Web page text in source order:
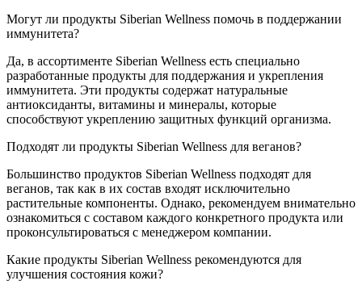
Могут ли продукты Siberian Wellness помочь в поддержании
иммунитета?
Да, в ассортименте Siberian Wellness есть специально
разработанные продукты для поддержания и укрепления
иммунитета. Эти продукты содержат натуральные
антиоксиданты, витамины и минералы, которые
способствуют укреплению защитных функций организма.
Подходят ли продукты Siberian Wellness для веганов?
Большинство продуктов Siberian Wellness подходят для
веганов, так как в их состав входят исключительно
растительные компоненты. Однако, рекомендуем внимательно
ознакомиться с составом каждого конкретного продукта или
проконсультироваться с менеджером компании.
Какие продукты Siberian Wellness рекомендуются для
улучшения состояния кожи?